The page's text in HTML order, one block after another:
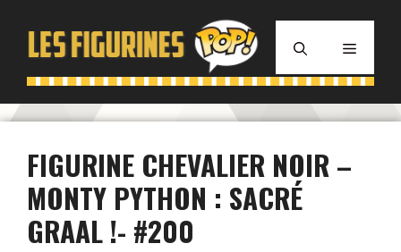
contenu
MENU
FIGURINE CHEVALIER NOIR –
MONTY PYTHON : SACRÉ
GRAAL !- #200